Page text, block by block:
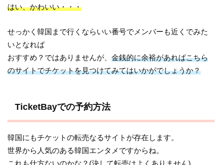
はい、かわいい・・・
せっかく韓国まで行くならいい番号でメンバーも近くでみた
いとなれば
おすすめ？ではありませんが、金銭的に余裕があればこちら
のサイトでチケットを見つけてみてはいかがでしょうか？
TicketBayでの予約方法
韓国にもチケットの転売なるサイトが存在します。
世界から人気のある韓国エンタメですからね。
これも仕方ないのかな？(決して転売はよくありません)